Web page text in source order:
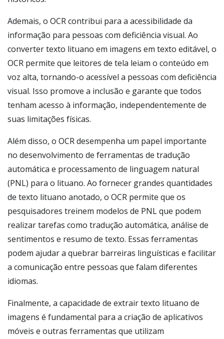
Ademais, o OCR contribui para a acessibilidade da
informação para pessoas com deficiência visual. Ao
converter texto lituano em imagens em texto editável, o
OCR permite que leitores de tela leiam o conteúdo em
voz alta, tornando-o acessível a pessoas com deficiência
visual. Isso promove a inclusão e garante que todos
tenham acesso à informação, independentemente de
suas limitações físicas.
Além disso, o OCR desempenha um papel importante
no desenvolvimento de ferramentas de tradução
automática e processamento de linguagem natural
(PNL) para o lituano. Ao fornecer grandes quantidades
de texto lituano anotado, o OCR permite que os
pesquisadores treinem modelos de PNL que podem
realizar tarefas como tradução automática, análise de
sentimentos e resumo de texto. Essas ferramentas
podem ajudar a quebrar barreiras linguísticas e facilitar
a comunicação entre pessoas que falam diferentes
idiomas.
Finalmente, a capacidade de extrair texto lituano de
imagens é fundamental para a criação de aplicativos
móveis e outras ferramentas que utilizam